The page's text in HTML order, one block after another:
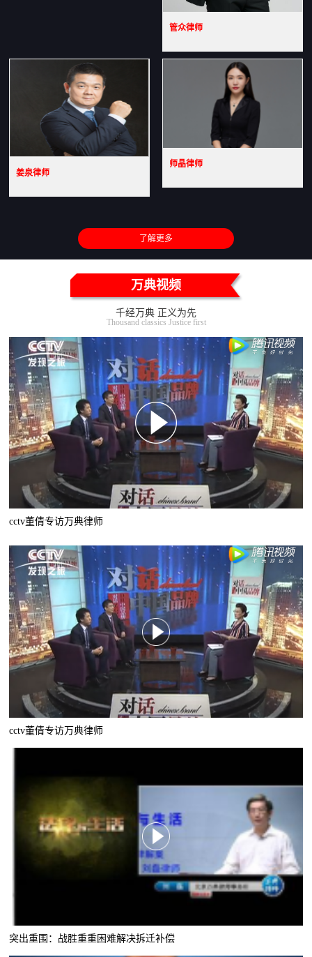
管众律师
姜泉律师
师晶律师
了解更多
万典视频
千经万典 正义为先
Thousand classics Justice first
cctv董倩专访万典律师
cctv董倩专访万典律师
突出重围：战胜重重困难解决拆迁补偿